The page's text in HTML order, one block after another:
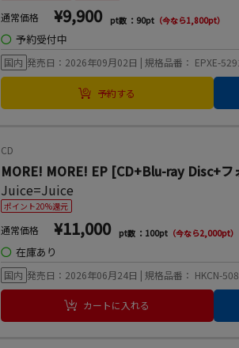
通常価格 ¥9,900 pt数 ：90pt （今なら1,800pt）
◯ 予約受付中
国内 発売日：2026年09月02日 | 規格品番： EPXE-
予約する
CD
MORE! MORE! EP [CD+Blu-ray Disc+
Juice=Juice
ポイント20%還元
通常価格 ¥11,000 pt数 ：100pt （今なら2,000pt）
◯ 在庫あり
国内 発売日：2026年06月24日 | 規格品番： HKCN-
カートに入れる